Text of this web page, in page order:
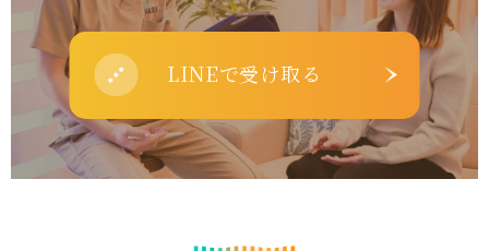
LINEで受け取る